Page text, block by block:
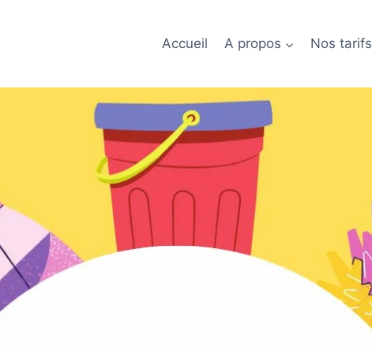
Accueil A propos Nos tarifs